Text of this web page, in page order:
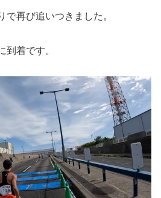
で再び追いつきました。
到着です。